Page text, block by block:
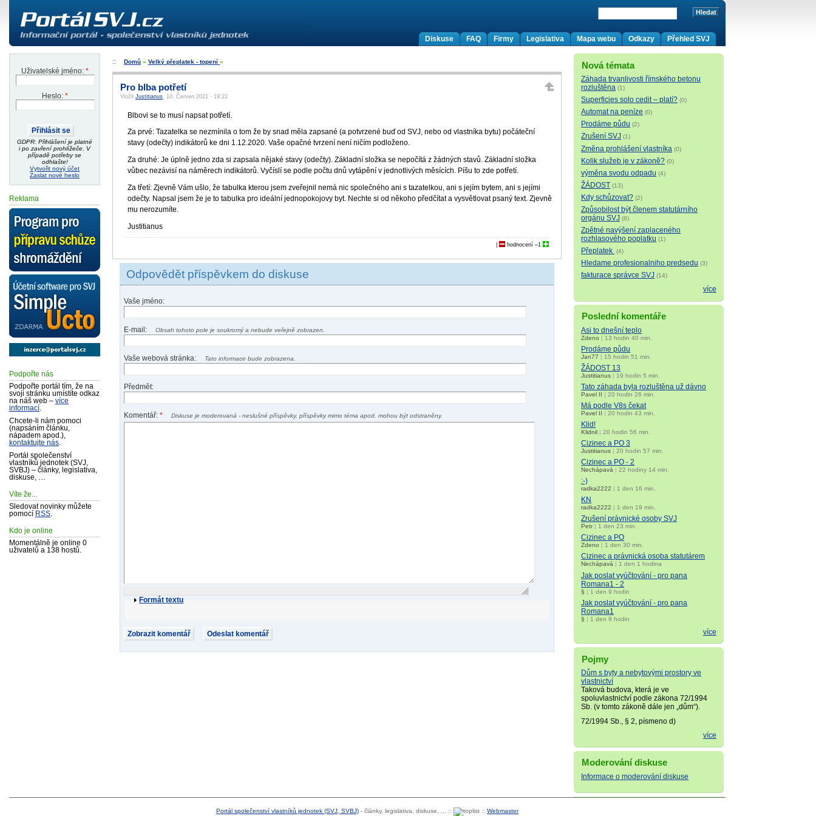
Přehled SVJ
Odkazy
Mapa webu
Legislativa
Firmy
FAQ
Diskuse
Uživatelské jméno: *
Heslo: *
GDPR: Přihlášení je platné
i po zavření prohlížeče. V
případě potřeby se
odhlašte!
Vytvořit nový účet
Zaslat nové heslo
Reklama
Podpořte nás
Podpořte portál tím, že na
svoji stránku umístíte odkaz
na náš web – více
informací
Chcete-li nám pomoci
(napsáním článku,
nápadem apod.),
kontaktujte nás
Portál společenství
vlastníků jednotek (SVJ,
SVBJ) – články, legislativa,
diskuse, …
Víte že...
Sledovat novinky můžete
pomocí RSS
Kdo je online
Momentálně je online 0
uživatelů a 138 hostů.
Nová témata
Záhada trvanlivosti římského betonu
rozluštěna (1)
Superficies solo cedit – platí? (0)
Automat na peníze (0)
Prodáme půdu (2)
Zrušení SVJ (1)
Změna prohlášení vlastníka (0)
Kolik služeb je v zákoně? (0)
výměna svodu odpadu (4)
ŽÁDOST (13)
Kdy schůzovat? (2)
Způsobilost být členem statutárního
orgánu SVJ (8)
Zpětné navýšení zaplaceného
rozhlasového poplatku (1)
Přeplatek (4)
Hledame profesionalniho predsedu (3)
fakturace správce SVJ (14)
více
Poslední komentáře
Asi to dnešní teplo
Zdeno | 13 hodin 40 min.
Prodáme půdu
Jan77 | 15 hodin 51 min.
ŽÁDOST 13
Justitianus | 19 hodin 5 min.
Tato záhada byla rozluštěna už dávno
Pavel II |20 hodin 26 min.
Má podle V8s čekat
Pavel II |20 hodin 43 min.
Klid!
Klidnil |20 hodin 56 min.
Cizinec a PO 3
Justitianus |20 hodin 57 min.
Cizinec a PO - 2
Nechápavá |22 hodiny 14 min.
:-)
radka2222 | 1 den 16 min.
KN
radka2222 | 1 den 19 min.
Zrušení právnické osoby SVJ
Petr| 1 den 23 min.
Cizinec a PO
Zdeno 1 den 30 min.
Cizinec a právnická osoba statutárem
Nechápavá 1 den 1 hodina
Jak poslat vyúčtování - pro pana
Romana1 - 2
§ | 1 den 9 hodin
Jak poslat vyúčtování - pro pana
Romana1
§ | 1 den 9 hodin
více
Pojmy
Dům s byty a nebytovými prostory ve
vlastnictví
Taková budova, která je ve
spoluvlastnictví podle zákona 72/1994
Sb. (v tomto zákoně dále jen „dům“).
72/1994 Sb., § 2, písmeno d)
více
Moderování diskuse
Informace o moderování diskuse
Domů » Velký přeplatek - topení »
Pro blba potřetí
VložilJustitianus, 10. Červen 2021 - 19:22
Blbovi se to musí napsat potřetí.
Za prvé: Tazatelka se nezmínila o tom že by snad měla zapsané (a potvrzené buď od SVJ, nebo od vlastníka bytu) počáteční
stavy (odečty) indikátorů ke dni 1.12.2020. Vaše opačné tvrzení není ničím podloženo.
Za druhé: Je úplně jedno zda si zapsala nějaké stavy (odečty). Základní složka se nepočítá z žádných stavů. Základní složka
vůbec nezávisí na náměrech indikátorů. Vyčíslí se podle počtu dnů vytápění v jednotlivých měsících. Píšu to zde potřetí.
Za třetí: Zjevně Vám ušlo, že tabulka kterou jsem zveřejnil nemá nic společného ani s tazatelkou, ani s jejím bytem, ani s jejími
odečty. Napsal jsem že je to tabulka pro ideální jednopokojovy byt. Nechte si od někoho předčítat a vysvětlovat psaný text. Zjevně
mu nerozumíte.
Justitianus
hodnocení –1
Odpovědět příspěvkem do diskuse
Vaše jméno:
E-mail: Obsah tohoto pole je soukromý a nebude veřejně zobrazen.
Vaše webová stránka: Tato informace bude zobrazena.
Předmět:
Komentář:* Diskuse je moderovaná - neslušné příspěvky, příspěvky mimo téma apod. mohou být odstraněny.
Formát textu
Portál společenství vlastníků jednotek (SVJ, SVBJ) - články, legislativa, diskuse, ... :: :: Webmaster